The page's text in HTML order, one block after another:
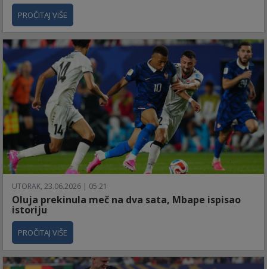
PROČITAJ VIŠE
UTORAK, 23.06.2026 | 05:21
Oluja prekinula meč na dva sata, Mbape ispisao
istoriju
PROČITAJ VIŠE